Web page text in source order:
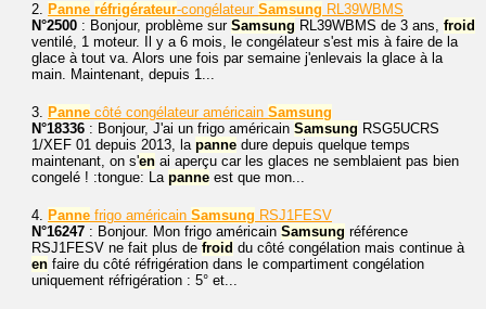
2. Panne réfrigérateur-congélateur Samsung RL39WBMS
N°2500 : Bonjour, problème sur Samsung RL39WBMS de 3 ans, froid
ventilé, 1 moteur. Il y a 6 mois, le congélateur s'est mis à faire de la
glace à tout va. Alors une fois par semaine j'enlevais la glace à la
main. Maintenant, depuis 1...
3. Panne côté congélateur américain Samsung
N°18336 : Bonjour, J'ai un frigo américain Samsung RSG5UCRS
1/XEF 01 depuis 2013, la panne dure depuis quelque temps
maintenant, on s'en ai aperçu car les glaces ne semblaient pas bien
congelé ! :tongue: La panne est que mon...
4. Panne frigo américain Samsung RSJ1FESV
N°16247 : Bonjour. Mon frigo américain Samsung référence
RSJ1FESV ne fait plus de froid du côté congélation mais continue à
en faire du côté réfrigération dans le compartiment congélation
uniquement réfrigération : 5° et...